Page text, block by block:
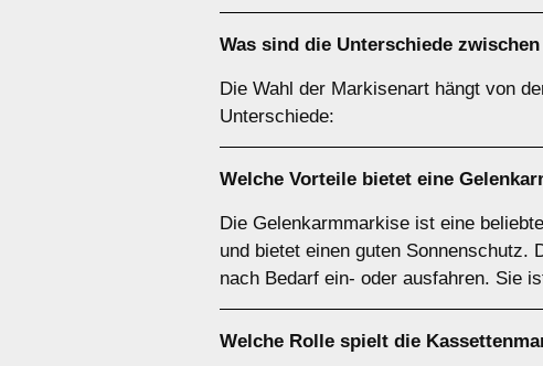
Was sind die Unterschiede zwischen
Die Wahl der Markisenart hängt von
Unterschiede:
Welche Vorteile bietet eine
Die Gelenkarmmarkise ist eine
und bietet einen guten Sonnenschutz.
nach Bedarf ein- oder ausfahren. Sie
Welche Rolle spielt die